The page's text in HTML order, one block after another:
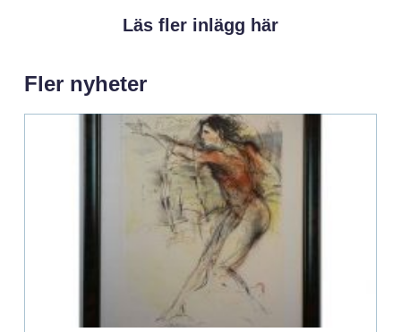
Läs fler inlägg här
Fler nyheter